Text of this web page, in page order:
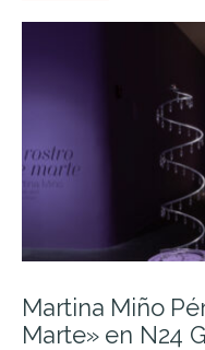
Martina Miño
Marte» en N24